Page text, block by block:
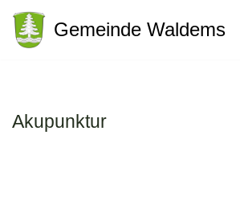
Zum
Gemeinde Waldems
Akupunktur